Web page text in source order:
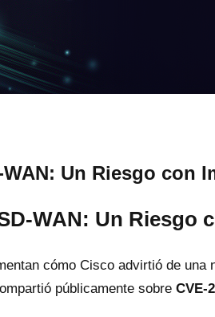
Un Riesgo con
WAN: Un Riesgo
cómo Cisco advirtió de una
públicamente sobre CVE-